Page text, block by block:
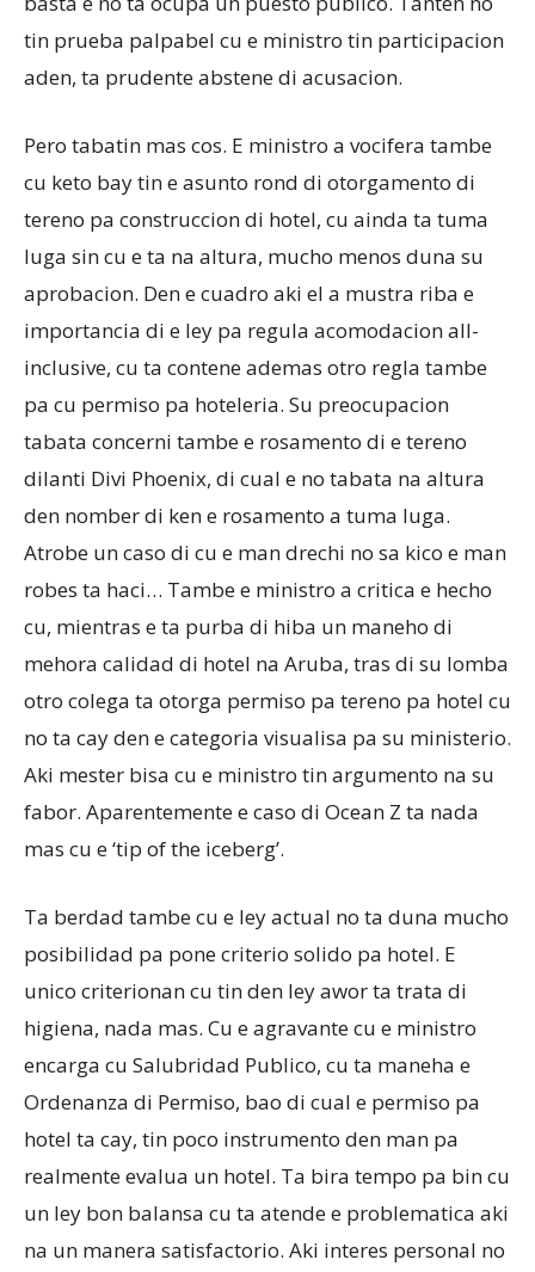
tin prueba palpabel cu e ministro tin participacion
aden, ta prudente abstene di acusacion.
Pero tabatin mas cos. E ministro a vocifera tambe
cu keto bay tin e asunto rond di otorgamento di
tereno pa construccion di hotel, cu ainda ta tuma
luga sin cu e ta na altura, mucho menos duna su
aprobacion. Den e cuadro aki el a mustra riba e
importancia di e ley pa regula acomodacion all-
inclusive, cu ta contene ademas otro regla tambe
pa cu permiso pa hoteleria. Su preocupacion
tabata concerni tambe e rosamento di e tereno
dilanti Divi Phoenix, di cual e no tabata na altura
den nomber di ken e rosamento a tuma luga.
Atrobe un caso di cu e man drechi no sa kico e man
robes ta haci… Tambe e ministro a critica e hecho
cu, mientras e ta purba di hiba un maneho di
mehora calidad di hotel na Aruba, tras di su lomba
otro colega ta otorga permiso pa tereno pa hotel cu
no ta cay den e categoria visualisa pa su ministerio.
Aki mester bisa cu e ministro tin argumento na su
fabor. Aparentemente e caso di Ocean Z ta nada
mas cu e ‘tip of the iceberg’.
Ta berdad tambe cu e ley actual no ta duna mucho
posibilidad pa pone criterio solido pa hotel. E
unico criterionan cu tin den ley awor ta trata di
higiena, nada mas. Cu e agravante cu e ministro
encarga cu Salubridad Publico, cu ta maneha e
Ordenanza di Permiso, bao di cual e permiso pa
hotel ta cay, tin poco instrumento den man pa
realmente evalua un hotel. Ta bira tempo pa bin cu
un ley bon balansa cu ta atende e problematica aki
na un manera satisfactorio. Aki interes personal no